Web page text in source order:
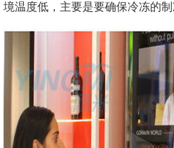
境温度低，主要是要确保冷冻的制